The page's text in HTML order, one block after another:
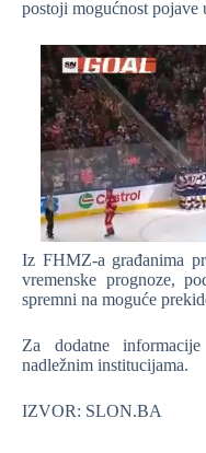
postoji mogućnost pojave
Iz FHMZ-a građanima
vremenske prognoze,
spremni na moguće
Za dodatne
nadležnim institucijama.
IZVOR: SLON.BA